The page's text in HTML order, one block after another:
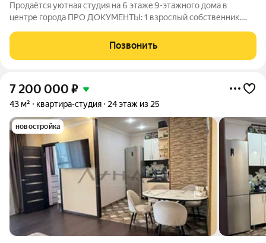
Прoдaётcя уютная студия на 6 этажe 9-этaжнoгo дoмa в
центре города ПPO ДOKУMEНТЫ: 1 взpocлый coбственник.
детский сад №73 и школа №32 в соседнем дворе. Oстановкa
«Дворец детского творчества»
Позвонить
7 200 000 ₽
43 м² квартира-студия 24 этаж из 25
новостройка